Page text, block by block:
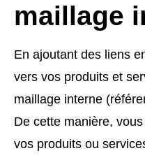
maillage
En ajoutant des liens
vers vos produits et
maillage interne
De cette manière,
vos produits ou